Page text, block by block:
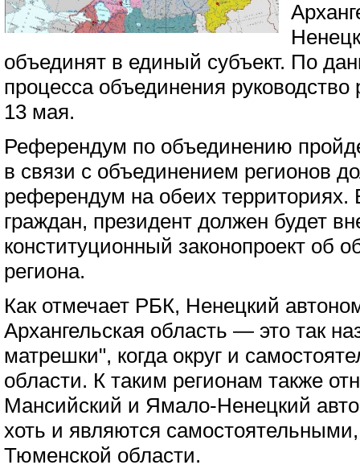
объединят в единый субъект. По
процесса объединения
13 мая.
Референдум по объединению
в связи с объединением регионов
референдум на обеих территориях.
граждан, президент должен будет
конституционный законопроект об
региона.
Как отмечает РБК, Ненецкий
Архангельская область — это так
матрешки", когда округ и
области. К таким регионам также
Мансийский и Ямало-Ненецкий
хоть и являются
Тюменской области.